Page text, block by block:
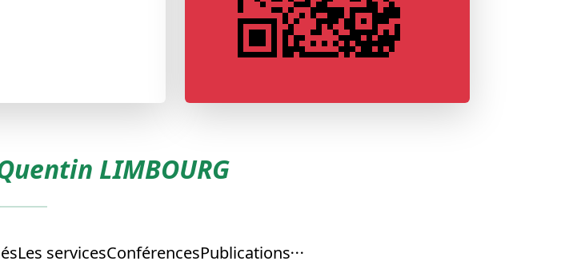
LIMBOURG
Les servicesConférencesPublications